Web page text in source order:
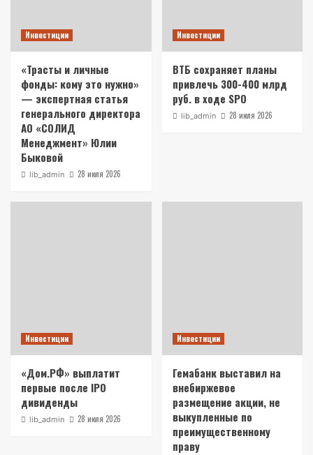
Инвестиции
«Трасты и личные
фонды: кому это нужно»
— экспертная статья
генерального директора
АО «СОЛИД
Менеджмент» Юлии
Быковой
lib_admin 28 июля 2026
Инвестиции
ВТБ сохраняет планы
привлечь 300-400 млрд
руб. в ходе SPO
lib_admin 28 июля 2026
Инвестиции
«Дом.РФ» выплатит
первые после IPO
дивиденды
lib_admin 28 июля 2026
Инвестиции
Гемабанк выставил на
внебиржевое
размещение акции, не
выкупленные по
преимущественному
праву